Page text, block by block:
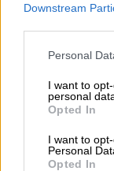
Downstream
Please note that
not limited to
grant or deny
use your data
consent section.
Personal
I want to
personal
Opted In
I want to
Personal
Opted In
Ντουμπάι-
Σύμφωνα με
αστυνομικός
αναρρωτικές